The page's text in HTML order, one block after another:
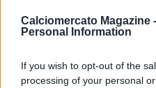
Calciomercato Magazine -
Personal Information
If you wish to opt-out of the
processing of your personal